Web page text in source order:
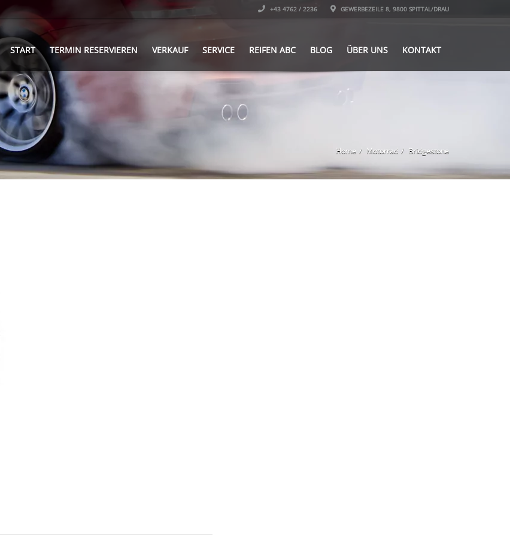
+43 4762 / 2236 GEWERBEZEILE 8, 9800 SPITTAL/DRAU
START TERMIN RESERVIEREN VERKAUF SERVICE REIFEN ABC BLOG ÜBER UNS KONTAKT
Home Motorrad Bridgestone